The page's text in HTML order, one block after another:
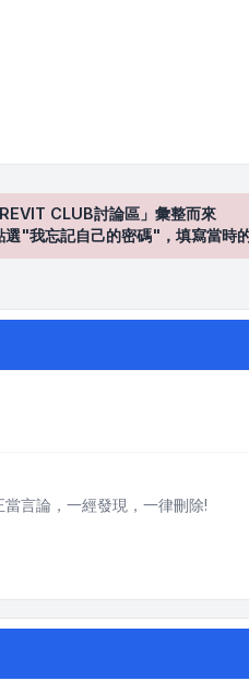
CLUB討論區」彙整而來
我忘記自己的密碼"，填寫當時的
言論，一經發現，一律刪除!